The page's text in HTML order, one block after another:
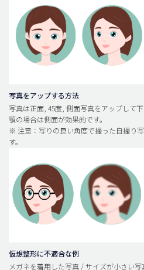
メンズ整形
idリアルストーリー
idニュース
安全整形
料金一覧
ご相談のお問い合わせ
写真をアップする方法
写真は正面, 45度, 側面写真をアップして下
顎の場合は側面が効果的です。
※ 注意：写りの良い角度で撮った自撮り
す。
仮想整形に不適合な例
メガネを着用した写真 / サイズが小さい